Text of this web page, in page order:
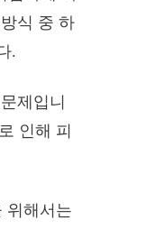
식 중 하
.
제입니
인해 피
위해서는